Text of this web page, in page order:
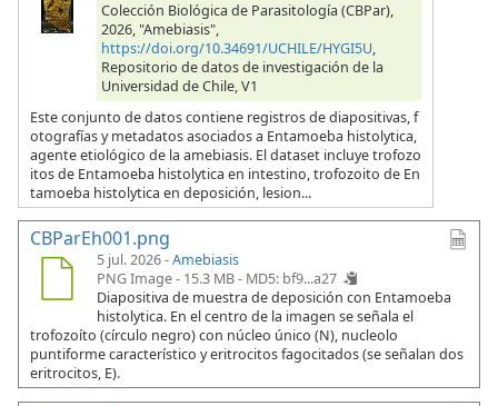
Colección Biológica de Parasitología (CBPar),
2026, "Amebiasis",
https://doi.org/10.34691/UCHILE/HYGI5U,
Repositorio de datos de investigación de la
Universidad de Chile, V1
Este conjunto de datos contiene registros de diapositivas, f
otografías y metadatos asociados a Entamoeba histolytica,
agente etiológico de la amebiasis. El dataset incluye trofozo
itos de Entamoeba histolytica en intestino, trofozoito de En
tamoeba histolytica en deposición, lesion...
CBParEh001.png
5 jul. 2026 -Amebiasis
PNG Image - 15.3 MB - MD5: bf9...a27
Diapositiva de muestra de deposición con Entamoeba
histolytica. En el centro de la imagen se señala el
trofozoíto (círculo negro) con núcleo único (N), nucleolo
puntiforme característico y eritrocitos fagocitados (se señalan dos
eritrocitos, E).